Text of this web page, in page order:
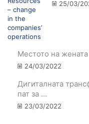
25/03/
Местото на жената
24/03/2022
Дигиталната
пат за ...
23/03/2022